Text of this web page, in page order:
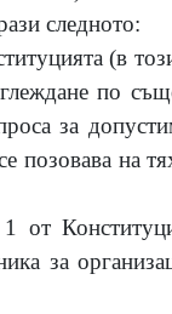
следното:
(в
по
за
позовава на
от
за